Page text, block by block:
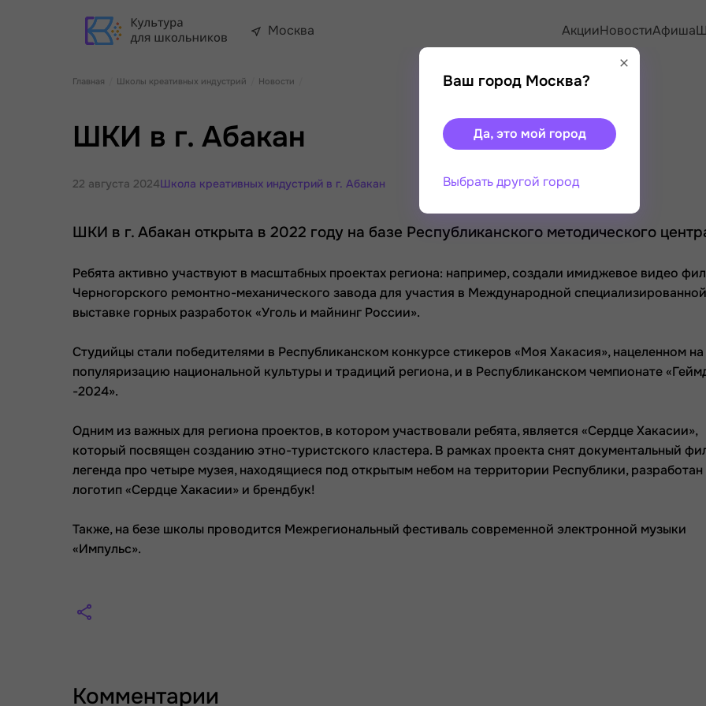
Москва АкцииНовостиАфиша
Главная Школы креативных индустрий Новости
ШКИ в г. Абакан
22 августа 2024Школа креативных индустрий в г. Абакан
ШКИ в г. Абакан открыта в 2022 году на базе Республиканского методического
Ребята активно участвуют в масштабных проектах региона: например, создали имиджевое видео
Черногорского ремонтно-механического завода для участия в Международной специализированной
выставке горных разработок «Уголь и майнинг России».
Студийцы стали победителями в Республиканском конкурсе стикеров «Моя Хакасия», нацеленном на
популяризацию национальной культуры и традиций региона, и в Республиканском чемпионате
-2024».
Одним из важных для региона проектов, в котором участвовали ребята, является «Сердце Хакасии»,
который посвящен созданию этно-туристского кластера. В рамках проекта снят документальный
легенда про четыре музея, находящиеся под открытым небом на территории Республики, разработан
логотип «Сердце Хакасии» и брендбук!
Также, на безе школы проводится Межрегиональный фестиваль современной электронной музыки
«Импульс».
Комментарии
Ваш город Москва?
Да, это мой город
Выбрать другой город